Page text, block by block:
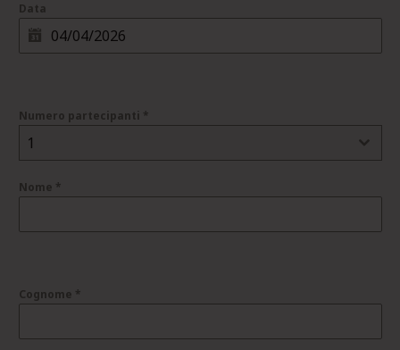
Data
Numero partecipanti *
1
Nome *
Cognome *